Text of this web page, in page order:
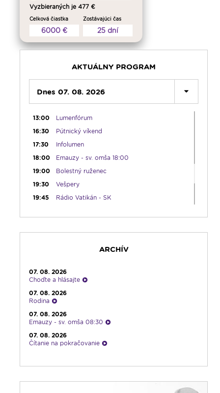
Vyzbieraných je 477 €
Celková čiastka
6000 €
Zostávajúci čas
25 dní
AKTUÁLNY PROGRAM
Dnes 07. 08. 2026
05:45
Ranné chvály
06:00 Lumenáda
08:30
Emauzy - sv. omša 08:30
09:15
Lumenáda
Rozhovor týždňa - repríza
12:00
Modlitba Anjel Pána + zamyslenie
12:10
Hudobný aperitív
12:30
Biblia za rok
13:00
Lumenfórum
16:30
Pútnický víkend
17:30
Infolumen
18:00
Emauzy - sv. omša 18:00
19:00
Bolestný ruženec
19:30
Vešpery
19:45
Rádio Vatikán - SK
Spoznávame Bibliu
23:00
Čítanie na pokračovanie + repríza
zamyslenia zo 6:30
23:30
Infolumen - repríza
ARCHÍV
07. 08. 2026
Choďte a hlásajte
07. 08. 2026
Rodina
07. 08. 2026
Emauzy - sv. omša 08:30
07. 08. 2026
Čítanie na pokračovanie